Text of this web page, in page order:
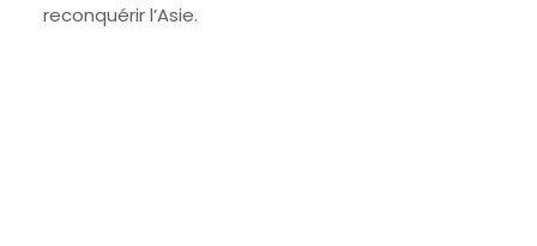
reconquérir l’Asie.